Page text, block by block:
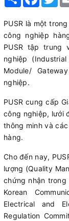
PUSR là một
công nghiệp
PUSR tập trung
nghiệp
Module/
nghiệp.
PUSR cung cấp
công nghiệp, lưới
thông minh và
hàng.
Cho đến nay,
lượng (Quality
chứng nhận trong
Korean
Electrical and
Regulation